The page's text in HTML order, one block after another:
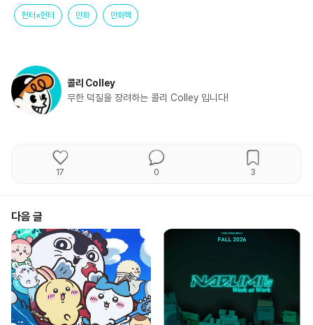
헌터×헌터 만화 만화책
콜리 Colley
무한 덕질을 장려하는 콜리 Colley 입니다!
17 0 3
다음 글